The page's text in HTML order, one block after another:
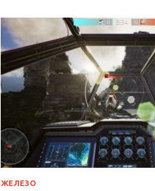
ЖЕЛЕЗО